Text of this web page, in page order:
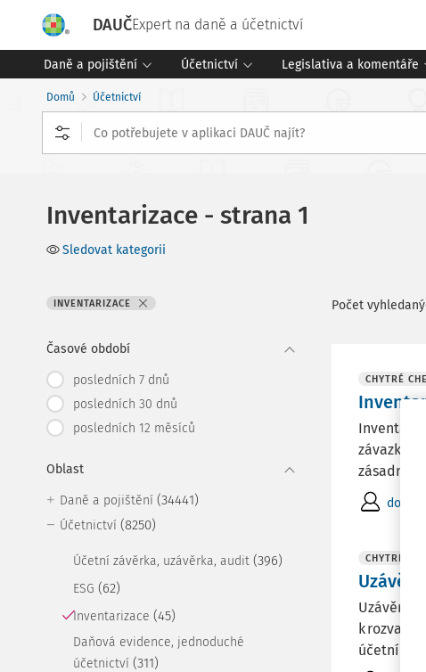
DAUČExpert na daně a účetnictví
Daně a pojištění Účetnictví Legislativa a komentáře
Domů Účetnictví
Inventarizace - strana 1
Sledovat kategorii
INVENTARIZACE
Časové období
posledních 7 dnů
posledních 30 dnů
posledních 12 měsíců
Oblast
Daně a pojištění (34441)
Účetnictví (8250)
Účetní závěrka, uzávěrka, audit (396)
ESG (62)
Inventarizace (45)
Daňová evidence, jednoduché
účetnictví (311)
Počet
CHYTRÉ
závazků
doc.
CHYTRÉ
k
účetní